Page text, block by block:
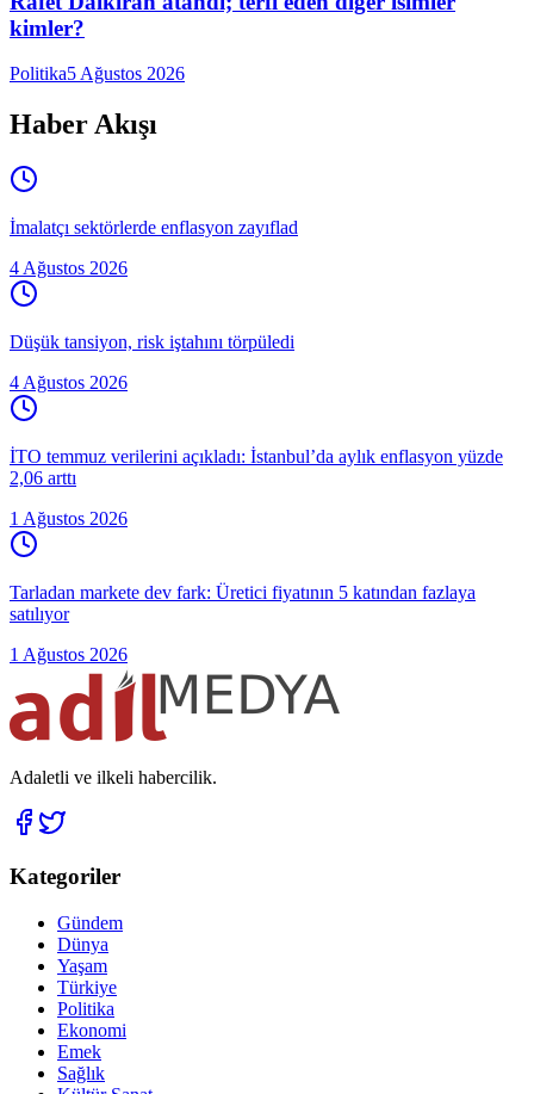
kimler?
Politika5 Ağustos 2026
Haber Akışı
İmalatçı sektörlerde enflasyon zayıflad
4 Ağustos 2026
Düşük tansiyon, risk iştahını törpüledi
4 Ağustos 2026
İTO temmuz verilerini açıkladı: İstanbul’da aylık enflasyon yüzde
2,06 arttı
1 Ağustos 2026
Tarladan markete dev fark: Üretici fiyatının 5 katından fazlaya
satılıyor
1 Ağustos 2026
Adaletli ve ilkeli habercilik.
Kategoriler
Gündem
Dünya
Yaşam
Türkiye
Politika
Ekonomi
Emek
Sağlık